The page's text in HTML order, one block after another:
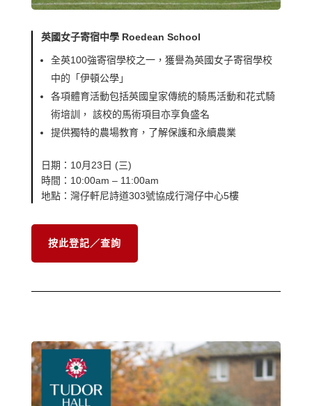
英國女子寄宿中學 Roedean School
全英100強寄宿學校之一，獲譽為英國女子寄宿學校
中的「伊頓公學」
各項體育活動包括英國皇家傳統的騎馬活動和花式騎
術培訓， 該校的馬術項目亦享負盛名
提供獨特的農場教育，了解保護和永續農業
日期：10月23日 (三)
時間：10:00am – 11:00am
地點：灣仔軒尼詩道303號協成行灣仔中心5樓
按此登記／查詢